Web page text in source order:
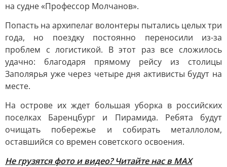
на судне «Профессор Молчанов».
Попасть на архипелаг волонтеры пытались целых три
года, но поездку постоянно переносили из-за
проблем с логистикой. В этот раз все сложилось
удачно: благодаря прямому рейсу из столицы
Заполярья уже через четыре дня активисты будут на
месте.
На острове их ждет большая уборка в российских
поселках Баренцбург и Пирамида. Ребята будут
очищать побережье и собирать металлолом,
оставшийся со времен советского освоения.
Не грузятся фото и видео? Читайте нас в MAX